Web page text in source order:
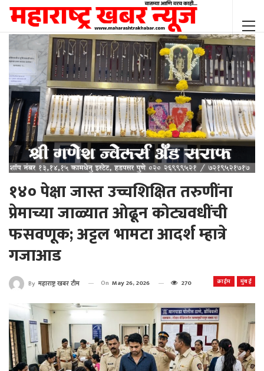
१४० पेक्षा जास्त उच्चशिक्षित तरुणींना
प्रेमाच्या जाळ्यात ओढून कोट्यवधींची
फसवणूक; अट्टल भामटा आदर्श म्हात्रे
गजाआड
क्राईम मुंबई
By महाराष्ट्र खबर टीम On May 26, 2026 270